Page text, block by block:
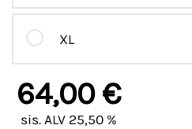
XL
64,00 €
sis. ALV 25,50 %